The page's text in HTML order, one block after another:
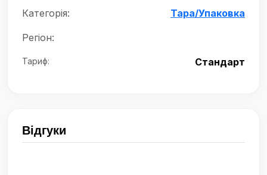
Категорія: Тара/Упаковка
Регіон:
Тариф: Стандарт
Відгуки